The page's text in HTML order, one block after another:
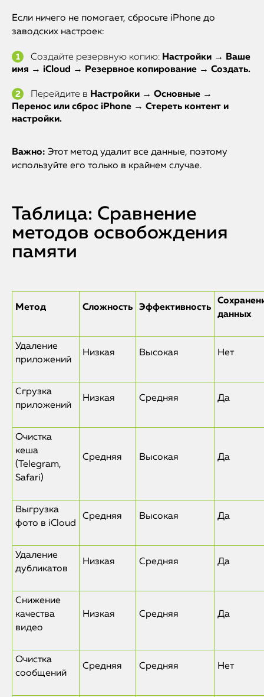
Mac Mini
О нас
Контакты
Статьи
Если ничего не помогает, сбросьте iPhone до
заводских настроек:
Создайте резервную копию: Настройки → Ваше
имя → iCloud → Резервное копирование → Создать.
Перейдите в Настройки → Основные →
Перенос или сброс iPhone → Стереть контент и
настройки.
Важно: Этот метод удалит все данные, поэтому
используйте его только в крайнем случае.
Таблица: Сравнение
методов освобождения
памяти
Метод Сложность Эффективность
данных
Удаление
приложений
Низкая Высокая Нет
Сгрузка
приложений
Низкая Средняя Да
Очистка
кеша
(Telegram,
Safari)
Средняя Высокая Да
Выгрузка
фото в iCloud
Средняя Высокая Да
Удаление
дубликатов
Низкая Средняя Да
Снижение
качества
видео
Низкая Средняя Да
Очистка
сообщений
Средняя Средняя Нет